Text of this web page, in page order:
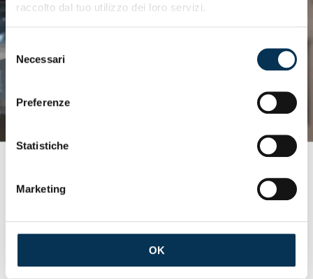
raccolto dal tuo utilizzo dei loro servizi.
Selezione
delNecessari
Preferenze
Statistiche
Marketing
OK
Sostenibilità
Una sempre più marcata attenzione nei